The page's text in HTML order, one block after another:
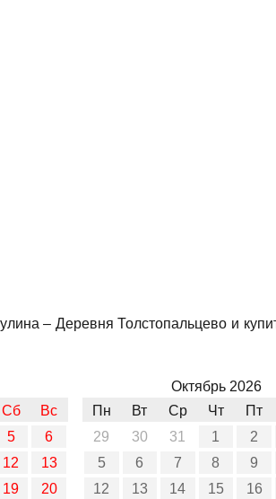
– Деревня Толстопальцево и
Сб
Вс
5
6
12
13
19
20
Октябрь 2026
Пн
Вт Ср Чт
Пт
29
30 31 1
2
5
6 7 8
9
12
13 14 15
16